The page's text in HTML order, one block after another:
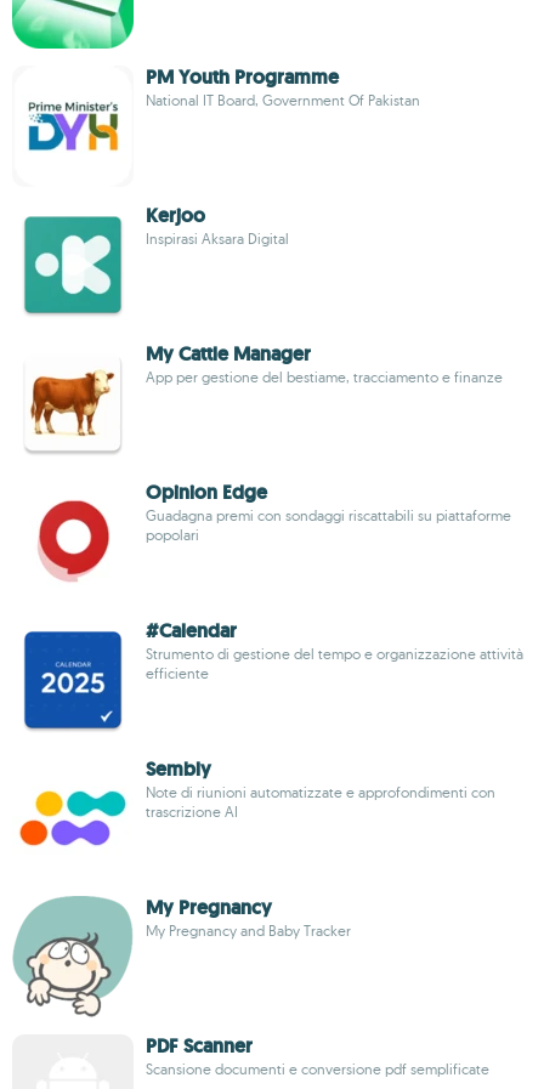
PM Youth Programme
National IT Board, Government Of Pakistan
Kerjoo
Inspirasi Aksara Digital
My Cattle Manager
App per gestione del bestiame, tracciamento e finanze
Opinion Edge
Guadagna premi con sondaggi riscattabili su piattaforme
popolari
#Calendar
Strumento di gestione del tempo e organizzazione attività
efficiente
Sembly
Note di riunioni automatizzate e approfondimenti con
trascrizione AI
My Pregnancy
My Pregnancy and Baby Tracker
PDF Scanner
Scansione documenti e conversione pdf semplificate